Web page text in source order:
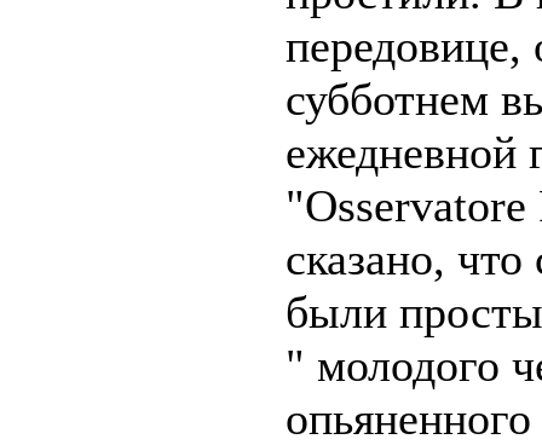
передовице,
субботнем
ежедневной
сказано,
были
" молодого